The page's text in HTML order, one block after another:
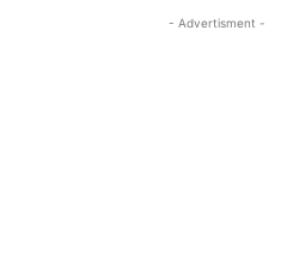
- Advertisment -